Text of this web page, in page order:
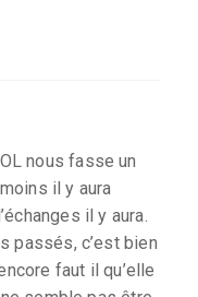
nous fasse un
il y aura
il y aura.
passés, c’est bien
faut il qu’elle